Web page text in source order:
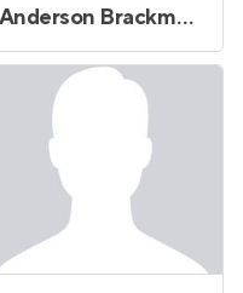
Anderson Brackmann Pinto